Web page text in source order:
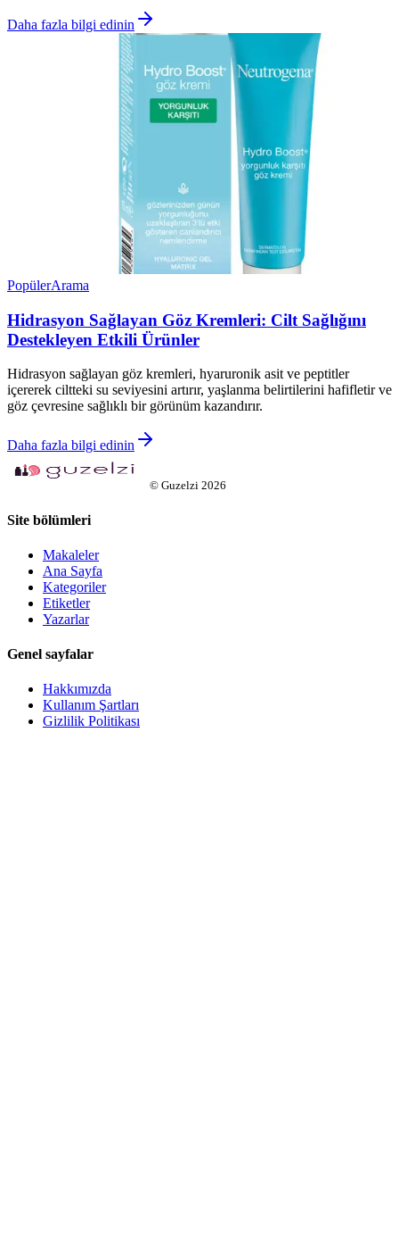
Daha fazla bilgi edinin
PopülerArama
Hidrasyon Sağlayan Göz Kremleri: Cilt Sağlığını
Destekleyen Etkili Ürünler
Hidrasyon sağlayan göz kremleri, hyaruronik asit ve peptitler
içererek ciltteki su seviyesini artırır, yaşlanma belirtilerini hafifletir ve
göz çevresine sağlıklı bir görünüm kazandırır.
Daha fazla bilgi edinin
© Guzelzi 2026
Site bölümleri
Makaleler
Ana Sayfa
Kategoriler
Etiketler
Yazarlar
Genel sayfalar
Hakkımızda
Kullanım Şartları
Gizlilik Politikası